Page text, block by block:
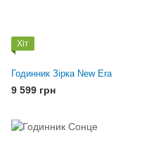
Хіт
Годинник Зірка New Era
9 599 грн